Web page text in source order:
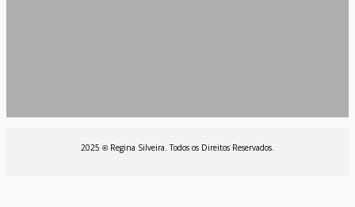
2025 © Regina Silveira. Todos os Direitos Reservados.